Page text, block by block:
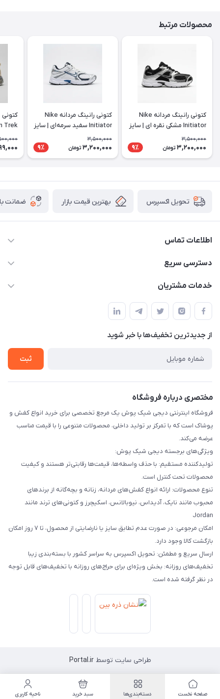
محصولات مرتبط
کتونی رانینگ مردانه Nike
Initiator مشکی نقره ای | سایز
3,500,000
3,200,000 تومان 9٪
کتونی رانینگ مردانه Nike
Initiator سفید سرمه‌ای | سایز
3,500,000
3,200,000 تومان 9٪
تحویل اکسپرس بهترین قیمت بازار ضمانت
اطلاعات تماس
02156862270
دسترسی سریع
حساب کاربری
لیست محصولات
درباره ما
خدمات مشتریان
قوانین و مقررات
حریم خصوصی
راهنما
از جدید‌ترین تخفیف‌ها با‌ خبر شوید
ثبت
مختصری درباره فروشگاه
فروشگاه اینترنتی دیجی شیک پوش یک مرجع تخصصی برای خرید انواع کفش و
پوشاک است که با تمرکز بر تولید داخلی، محصولات متنوعی را با قیمت مناسب
عرضه می‌کند.
ویژگی‌های برجسته دیجی شیک پوش:
تولیدکننده مستقیم: با حذف واسطه‌ها، قیمت‌ها رقابتی‌تر هستند و کیفیت
محصولات تحت کنترل است.
تنوع محصولات: ارائه انواع کفش‌های مردانه، زنانه و بچه‌گانه از برندهای
محبوب مانند نایک، آدیداس، نیوبالانس، اسکیچرز و کتونی‌های ترند مانند
Jordan
امکان مرجوعی: در صورت عدم تطابق سایز یا نارضایتی از محصول، تا ۷ روز امکان
بازگشت کالا وجود دارد.
ارسال سریع و مطمئن: تحویل اکسپرس به سراسر کشور با بسته‌بندی زیبا
تخفیف‌های روزانه: بخش ویژه‌ای برای حراج‌های روزانه با تخفیف‌های قابل توجه
در نظر گرفته شده است.
طراحی سایت توسطPortal.ir
صفحه نخست دسته‌بندی‌ها سبد خرید ناحیه کاربری